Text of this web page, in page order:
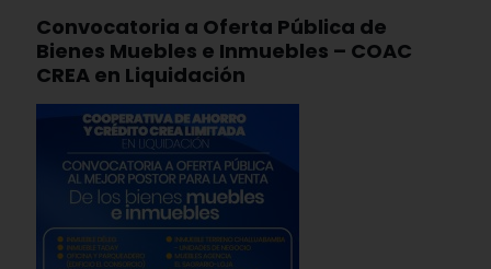
Convocatoria a Oferta Pública de
Bienes Muebles e Inmuebles – COAC
CREA en Liquidación